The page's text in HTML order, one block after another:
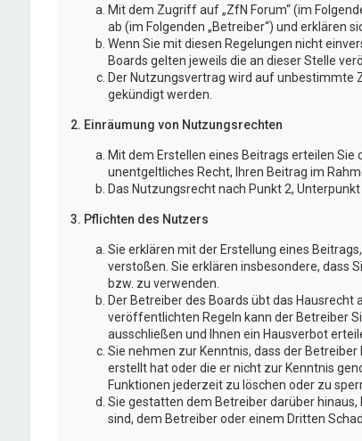
Mit dem Zugriff auf „ZfN Forum“ (im
ab (im Folgenden „Betreiber“) und erklären
Wenn Sie mit diesen Regelungen nicht
Boards gelten jeweils die an dieser Stelle
Der Nutzungsvertrag wird auf unbestimmte
gekündigt werden.
2. Einräumung von Nutzungsrechten
Mit dem Erstellen eines Beitrags erteilen
unentgeltliches Recht, Ihren Beitrag im
Das Nutzungsrecht nach Punkt 2,
3. Pflichten des Nutzers
Sie erklären mit der Erstellung eines
verstoßen. Sie erklären insbesondere, dass
bzw. zu verwenden.
Der Betreiber des Boards übt das
veröffentlichten Regeln kann der Betreiber
ausschließen und Ihnen ein Hausverbot
Sie nehmen zur Kenntnis, dass der
erstellt hat oder die er nicht zur Kenntnis
Funktionen jederzeit zu löschen oder zu
Sie gestatten dem Betreiber darüber
sind, dem Betreiber oder einem Dritten